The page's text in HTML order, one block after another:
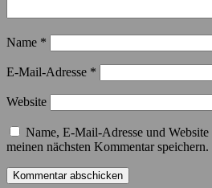
Name *
E-Mail-Adresse *
Website
Name, E-Mail-Adresse und
meinen nächsten Kommentar speichern.